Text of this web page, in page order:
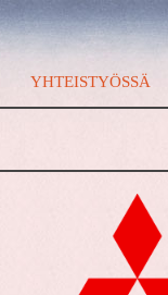
YHTEISTYÖSSÄ